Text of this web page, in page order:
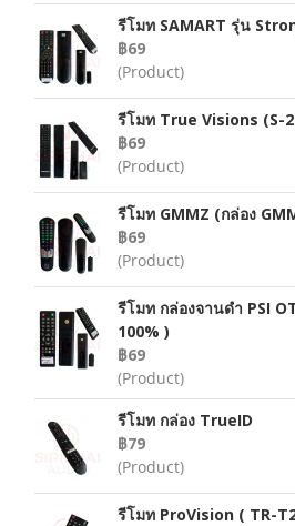
รีโมท SAMART รุ่น
฿69
(Product)
รีโมท True Visions (S-
฿69
(Product)
รีโมท GMMZ (กล่อง
฿69
(Product)
รีโมท กล่องจานดำ PSI
100% )
฿69
(Product)
รีโมท กล่อง TrueID
฿79
(Product)
รีโมท ProVision ( TR-